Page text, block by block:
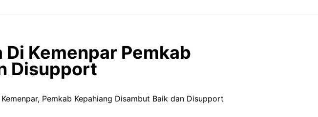
Kemenpar Pemkab
Disupport
Pemkab Kepahiang Disambut Baik dan Disupport